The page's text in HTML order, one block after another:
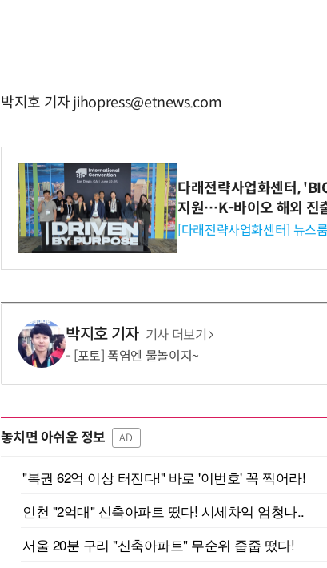
박지호 기자 jihopress@etnews.com
다래전략사업화센터,
지원…K-바이오 해외 진
[다래전략사업화센터] 뉴스
박지호 기자 기사 더보기
[포토] 폭염엔 물놀이지~
놓치면 아쉬운 정보 AD